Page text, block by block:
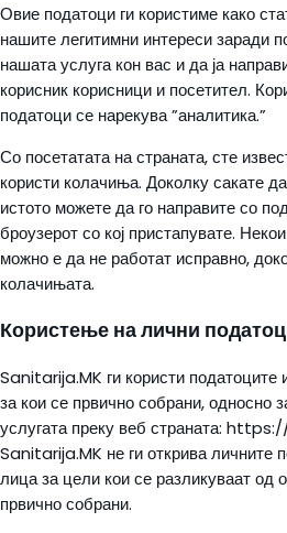
Овие податоци ги користиме како
нашите легитимни интереси заради
нашата услуга кон вас и да ја
корисник корисници и посетител.
податоци се нарекува ”аналитика.”
Со посетатата на страната, сте
користи колачиња. Доколку сакате
истото можете да го направите со
броузерот со кој пристапувате.
можно е да не работат исправно,
колачињата.
Користење на лични
Sanitarija.MK ги користи податоците
за кои се првично собрани, односно
услугата преку веб страната:
Sanitarija.MK не ги открива личните
лица за цели кои се разликуваат од
првично собрани.